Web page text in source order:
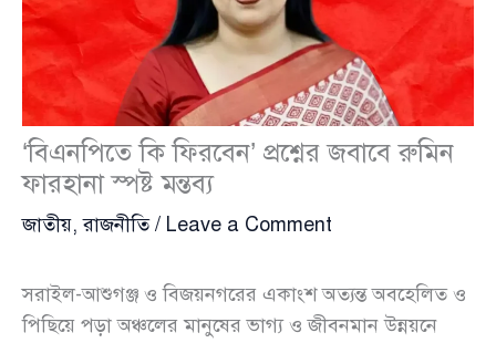
‘বিএনপিতে কি ফিরবেন’ প্রশ্নের জবাবে রুমিন
ফারহানা স্পষ্ট মন্তব্য
জাতীয়,রাজনীতি/ Leave a Comment
সরাইল-আশুগঞ্জ ও বিজয়নগরের একাংশ অত্যন্ত অবহেলিত ও
পিছিয়ে পড়া অঞ্চলের মানুষের ভাগ্য ও জীবনমান উন্নয়নে